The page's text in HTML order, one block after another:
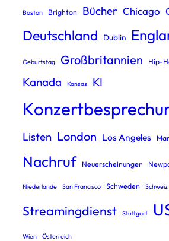
Boston Brighton Bücher Chicago
Deutschland Dublin
Geburtstag Großbritannien Hip-
Kanada Kansas KI
Listen London Los Angeles
Nachruf Neuerscheinungen
Niederlande San Francisco Schweden Schweiz
Streamingdienst Stuttgart
Wien Österreich